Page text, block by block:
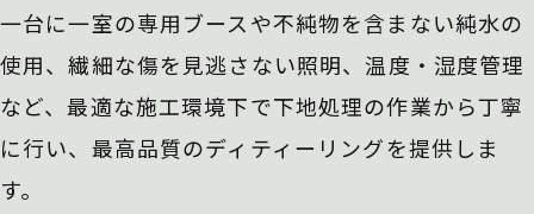
一台に一室の専用ブースや不純物を含まない純水の
使用、繊細な傷を見逃さない照明、温度・湿度管理
など、最適な施工環境下で下地処理の作業から丁寧
に行い、 最高品質のディティーリングを提供しま
す。